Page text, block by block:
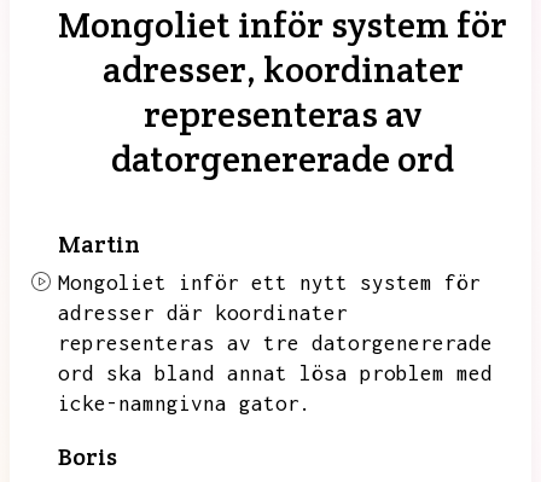
Mongoliet inför system för
adresser, koordinater
representeras av
datorgenererade ord
Martin
Mongoliet inför ett nytt system för
adresser där koordinater
representeras av tre datorgenererade
ord ska bland annat lösa problem med
icke-namngivna gator.
Boris